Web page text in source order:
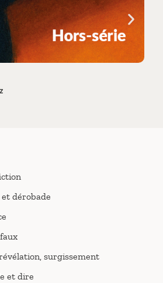
dérobade
surgissement
et dire